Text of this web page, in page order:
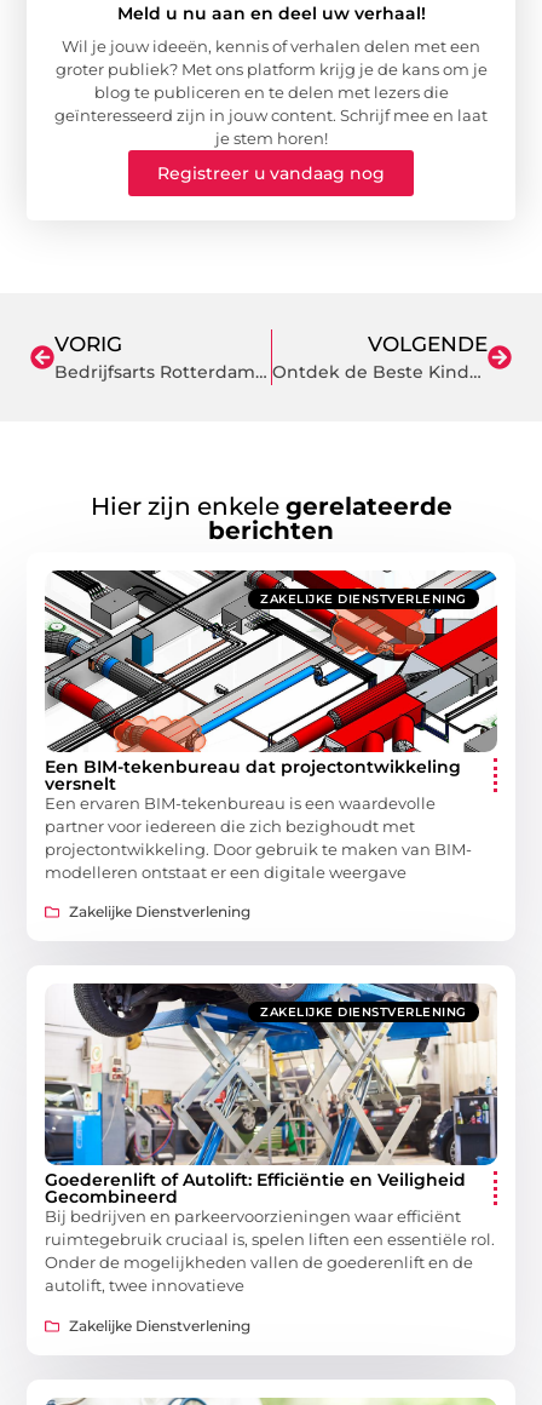
Meld u nu aan en deel uw verhaal!
Wil je jouw ideeën, kennis of verhalen delen met een
groter publiek? Met ons platform krijg je de kans om je
blog te publiceren en te delen met lezers die
geïnteresseerd zijn in jouw content. Schrijf mee en laat
je stem horen!
Registreer u vandaag nog
VORIG
Bedrijfsarts Rotterdam: Uw Partner in Verzuimbeheer
VOLGENDE
Ontdek de Beste Kinderdagverblijf in Gouda voor Jouw Kind
Hier zijn enkele gerelateerde
berichten
ZAKELIJKE DIENSTVERLENING
Een BIM-tekenbureau dat projectontwikkeling
versnelt
Een ervaren BIM-tekenbureau is een waardevolle
partner voor iedereen die zich bezighoudt met
projectontwikkeling. Door gebruik te maken van BIM-
modelleren ontstaat er een digitale weergave
Zakelijke Dienstverlening
ZAKELIJKE DIENSTVERLENING
Goederenlift of Autolift: Efficiëntie en Veiligheid
Gecombineerd
Bij bedrijven en parkeervoorzieningen waar efficiënt
ruimtegebruik cruciaal is, spelen liften een essentiële rol.
Onder de mogelijkheden vallen de goederenlift en de
autolift, twee innovatieve
Zakelijke Dienstverlening